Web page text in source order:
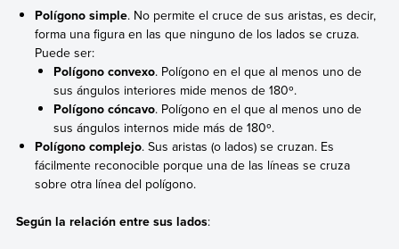
Polígono simple. No permite el cruce de sus aristas, es decir,
forma una figura en las que ninguno de los lados se cruza.
Puede ser:
Polígono convexo. Polígono en el que al menos uno de
sus ángulos interiores mide menos de 180º.
Polígono cóncavo. Polígono en el que al menos uno de
sus ángulos internos mide más de 180º.
Polígono complejo. Sus aristas (o lados) se cruzan. Es
fácilmente reconocible porque una de las líneas se cruza
sobre otra línea del polígono.
Según la relación entre sus lados: